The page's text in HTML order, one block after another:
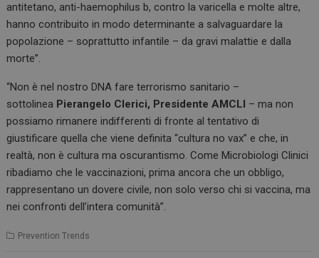
antitetano, anti-haemophilus b, contro la varicella e molte altre,
hanno contribuito in modo determinante a salvaguardare la
popolazione – soprattutto infantile – da gravi malattie e dalla
morte”.
“Non è nel nostro DNA fare terrorismo sanitario –
sottolinea Pierangelo Clerici, Presidente AMCLI – ma non
possiamo rimanere indifferenti di fronte al tentativo di
giustificare quella che viene definita “cultura no vax” e che, in
realtà, non è cultura ma oscurantismo. Come Microbiologi Clinici
ribadiamo che le vaccinazioni, prima ancora che un obbligo,
rappresentano un dovere civile, non solo verso chi si vaccina, ma
nei confronti dell’intera comunità”.
Prevention Trends